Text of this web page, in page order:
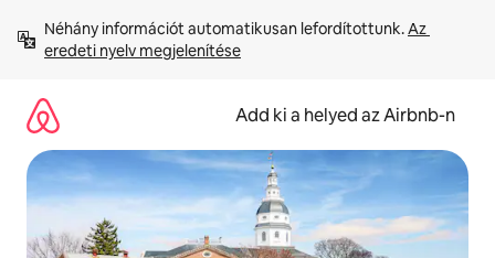
tartalomra
Néhány információt automatikusan lefordítottunk. Az
eredeti nyelv megjelenítése
Add ki a helyed az Airbnb-n